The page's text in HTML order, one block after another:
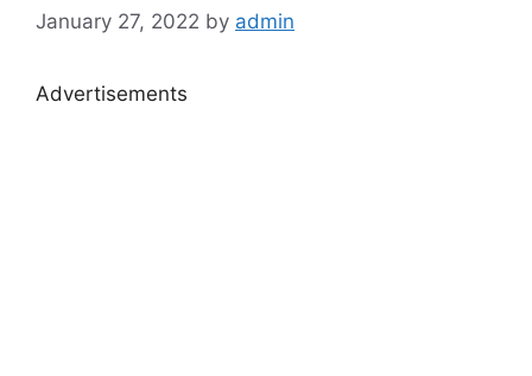
January 27, 2022 by admin
Advertisements